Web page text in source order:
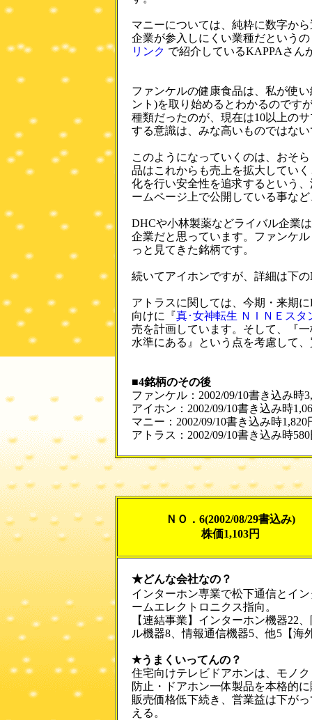
マニーについては、純粋に数字か
企業が参入しにくい業種だという
リンク で紹介しているKAPPAさん
ファンケルの健康食品は、私が使
ント)を取り始めるとわかるのです
種類だったのが、現在は10以上の
する意識は、みな高いものではな
このようになっていくのは、おそ
品はこれからも売上を拡大してい
化を行い安全性を追求するという
ームページ上で公開している事な
DHCや小林製薬などライバル企業
企業だと思っています。ファンケ
っと見てきた銘柄です。
続いてアイホンですが、詳細は下
アトラスに関しては、今期・来期
向けに『真･女神転生 ＮＩＮＥスタ
売を計画しています。そして、『
水準にある』という点を考慮して
■4銘柄のその後
ファンケル：2002/09/10書き込み
アイホン：2002/09/10書き込み時
マニー：2002/09/10書き込み時
アトラス：2002/09/10書き込み時
ＮＯ．6(2002/08/29書込み)
株価1,103円
★どんな会社なの？
インターホン専業で松下通信とイ
ームエレクトロニクス指向。
【連結事業】インターホン機器22
ル機器8、情報通信機器5、他5【海
★うまくいってんの？
住宅向けテレビドアホンは、モノ
防止・ドアホン一体製品を本格的
販売価格低下続き、営業益は下が
える。